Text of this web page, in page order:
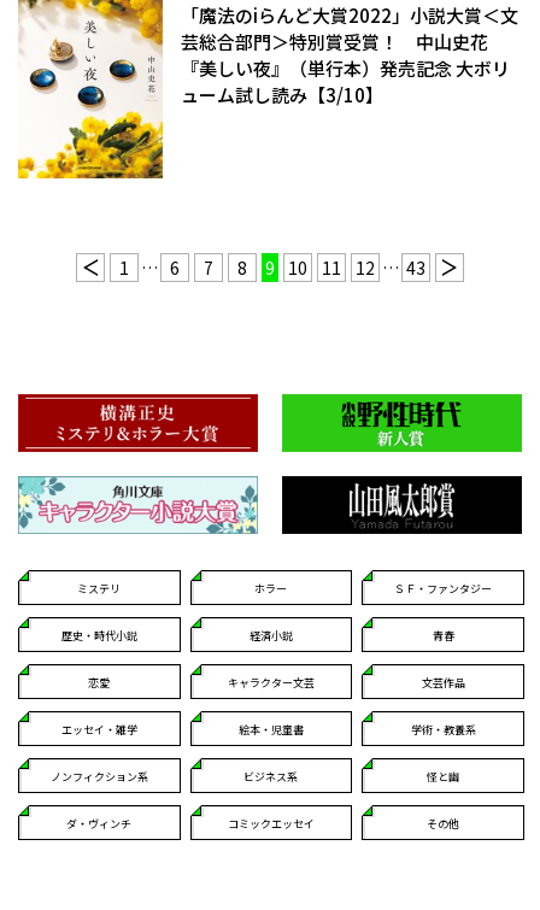
「魔法のiらんど大賞2022」小説大賞＜文
芸総合部門＞特別賞受賞！ 中山史花
『美しい夜』（単行本）発売記念 大ボリ
ューム試し読み【3/10】
1 … 6 7 8 9 10 11 12 … 43
ミステリ ホラー ＳＦ・ファンタジー
歴史・時代小説 経済小説 青春
恋愛 キャラクター文芸 文芸作品
エッセイ・雑学 絵本・児童書 学術・教養系
ノンフィクション系 ビジネス系 怪と幽
ダ・ヴィンチ コミックエッセイ その他